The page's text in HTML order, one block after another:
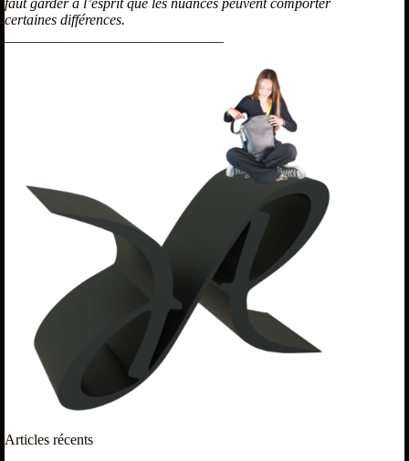
faut garder à l’esprit que les nuances peuvent comporter
certaines différences.
Articles récents